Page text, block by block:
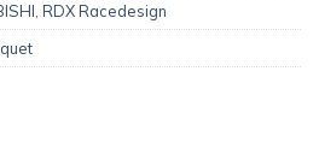
RDX Racedesign